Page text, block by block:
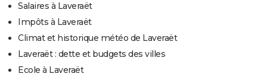
Salaires à Laveraët
Impôts à Laveraët
Climat et historique météo de Laveraët
Laveraët : dette et budgets des villes
Ecole à Laveraët